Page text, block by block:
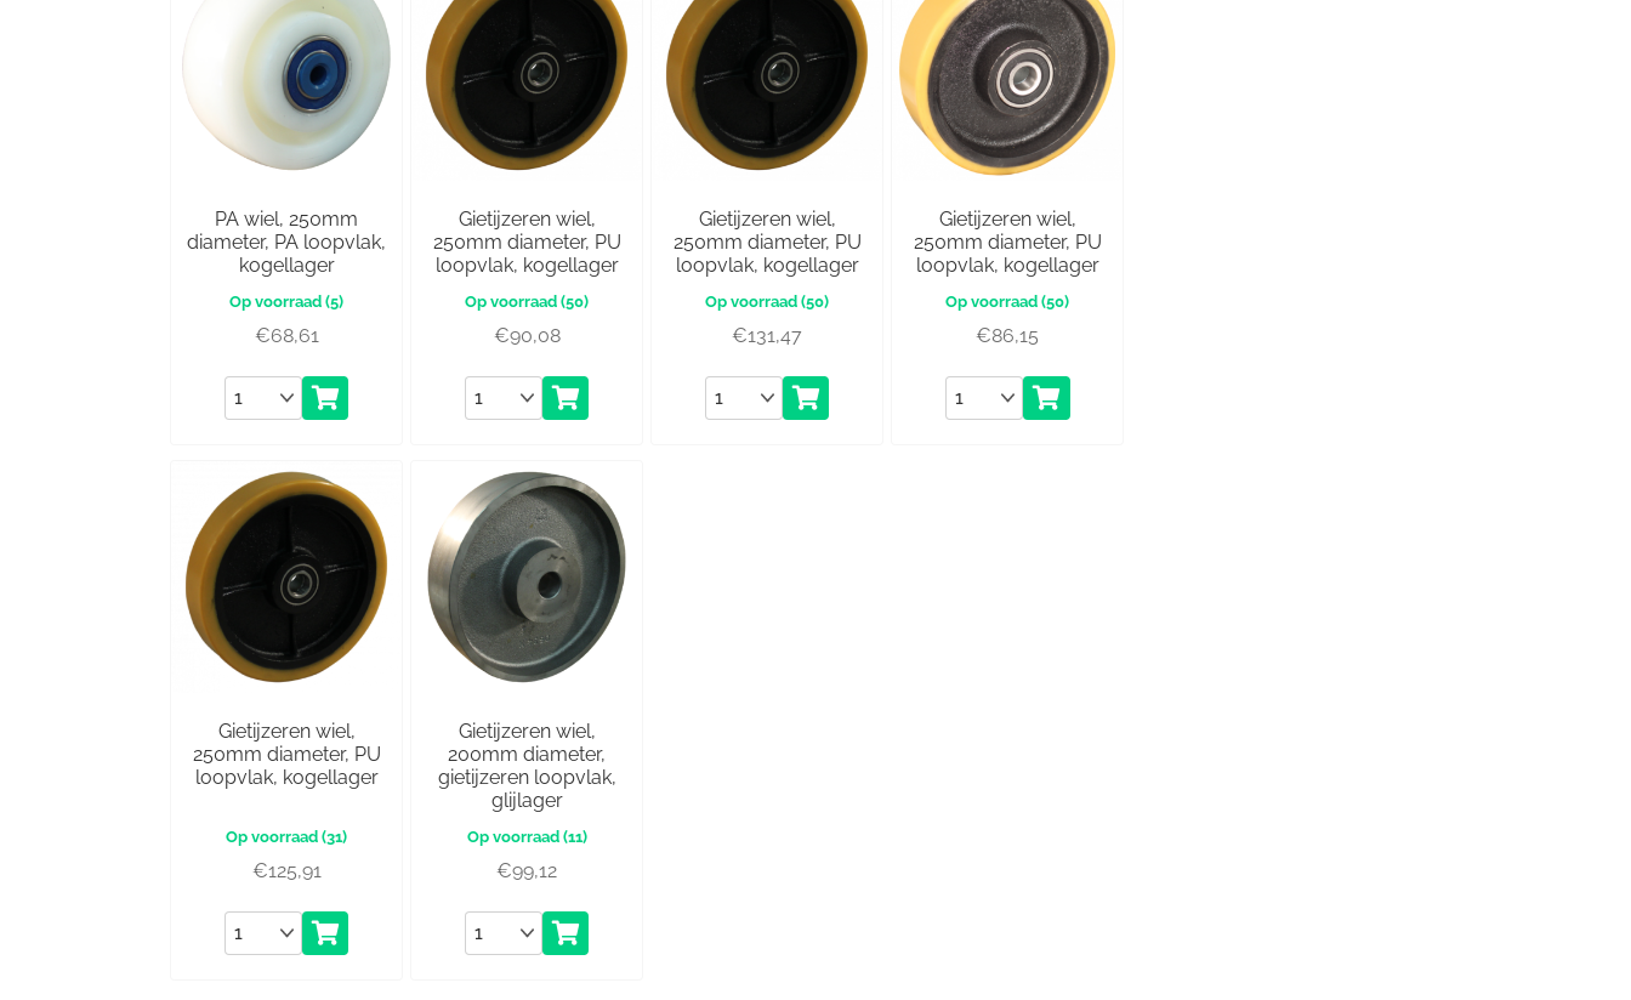
PA wiel, 250mm
diameter, PA loopvlak,
kogellager
(5)
€68,61
Aantal
Gietijzeren wiel,
250mm diameter, PU
loopvlak, kogellager
(50)
€90,08
Aantal
Gietijzeren wiel,
250mm diameter, PU
loopvlak, kogellager
(50)
€131,47
Aantal
Gietijzeren wiel,
250mm diameter, PU
loopvlak, kogellager
(50)
€86,15
Aantal
Gietijzeren wiel,
250mm diameter, PU
loopvlak, kogellager
(31)
€125,91
Aantal
Gietijzeren wiel,
200mm diameter,
gietijzeren loopvlak,
glijlager
(11)
€99,12
Aantal